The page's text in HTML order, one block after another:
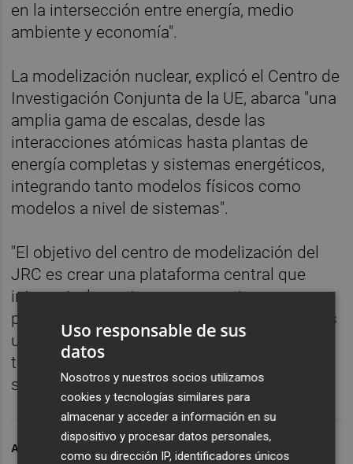
en la intersección entre energía, medio
ambiente y economía".
La modelización nuclear, explicó el Centro de
Investigación Conjunta de la UE, abarca "una
amplia gama de escalas, desde las
interacciones atómicas hasta plantas de
energía completas y sistemas energéticos,
integrando tanto modelos físicos como
modelos a nivel de sistemas".
"El objetivo del centro de modelización del
JRC es crear una plataforma central que
integre todos estos componentes,
proporcionando a los responsables políticos
una visión global de las implicaciones
tecnológicas, económicas, ecológicas y
sociales de la energía nuclear".
ARCHIVADO EN UNIÓN EUROPEA
Uso responsable de sus
datos
Nosotros y nuestros socios utilizamos
cookies y tecnologías similares para
almacenar y acceder a información en su
dispositivo y procesar datos personales,
como su dirección IP, identificadores únicos